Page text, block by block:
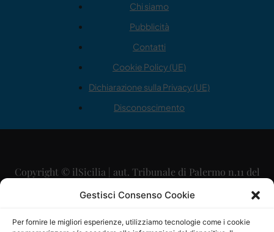
Gestisci Consenso Cookie
Per fornire le migliori esperienze, utilizziamo tecnologie come i cookie
Chi siamo
Pubblicità
Contatti
Cookie Policy (UE)
Dichiarazione sulla Privacy (UE)
Disconoscimento
Copyright © ilSicilia | aut. Tribunale di Palermo n.11 del
29/09/2015